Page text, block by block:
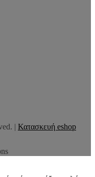
| Κατασκευή eshop